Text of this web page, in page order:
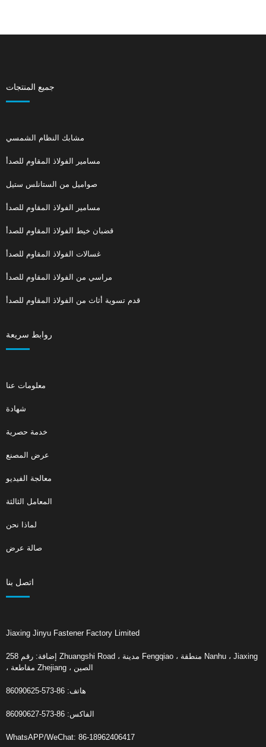
جميع المنتجات
مشابك النظام الشمسي
مسامير الفولاذ المقاوم للصدأ
صواميل من الستانلس ستيل
مسامير الفولاذ المقاوم للصدأ
قضبان خيط الفولاذ المقاوم للصدأ
غسالات الفولاذ المقاوم للصدأ
مراسي من الفولاذ المقاوم للصدأ
قدم تسوية أثاث من الفولاذ المقاوم للصدأ
روابط سريعة
معلومات عنا
شهادة
خدمة حصرية
عرض المصنع
معالجة الفيديو
المعامل الثالثة
لماذا نحن
صالة عرض
اتصل بنا
Jiaxing Jinyu Fastener Factory Limited
إضافة: رقم 258 Zhuangshi Road ، مدينة Fengqiao ، منطقة Nanhu ، Jiaxing
، مقاطعة Zhejiang ، الصين
هاتف: 86-573-86090625
الفاكس: 86-573-86090627
WhatsAPP/WeChat: 86-18962406417